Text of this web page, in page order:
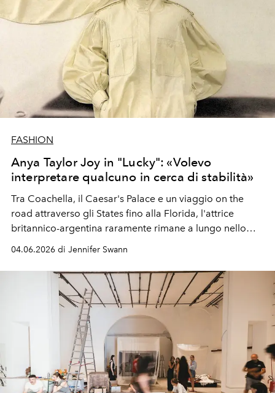
FASHION
Anya Taylor Joy in "Lucky": «Volevo
interpretare qualcuno in cerca di stabilità»
Tra Coachella, il Caesar's Palace e un viaggio on the
road attraverso gli States fino alla Florida, l'attrice
britannico-argentina raramente rimane a lungo nello
interpretare qualcuno che volesse restare fermo,
mettere radici e creare qualche tipo di legame in cui non
sentire che il terreno sta per crollarti sotto i piedi».
04.06.2026 di Jennifer Swann